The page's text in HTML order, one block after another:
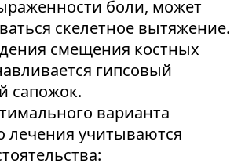
боли, может
скелетное вытяжение.
смещения костных
гипсовый
сапожок.
варианта
лечения учитываются